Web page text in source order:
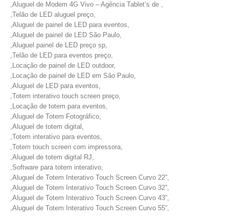
,Aluguel de Modem 4G Vivo – Agência Tablet’s de ,
,Telão de LED aluguel preço,
,Aluguel de painel de LED para eventos,
,Aluguel de painel de LED São Paulo,
,Aluguel painel de LED preço sp,
,Telão de LED para eventos preço,
,Locação de painel de LED outdoor,
,Locação de painel de LED em São Paulo,
,Aluguel de LED para eventos,
,Totem interativo touch screen preço,
,Locação de totem para eventos,
,Aluguel de Totem Fotográfico,
,Aluguel de totem digital,
,Totem interativo para eventos,
,Totem touch screen com impressora,
,Aluguel de totem digital RJ,
,Software para totem interativo,
,Aluguel de Totem Interativo Touch Screen Curvo 22”,
,Aluguel de Totem Interativo Touch Screen Curvo 32”,
,Aluguel de Totem Interativo Touch Screen Curvo 43”,
,Aluguel de Totem Interativo Touch Screen Curvo 55”,